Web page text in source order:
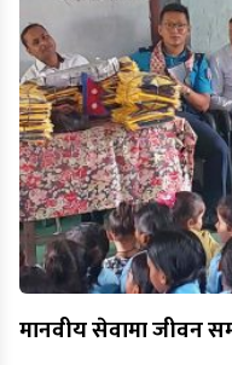
मानवीय सेवामा जीवन